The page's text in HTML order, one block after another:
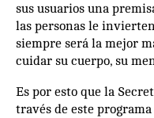
sus usuarios una
las personas le
siempre será la mejor
cuidar su cuerpo, su
Es por esto que la
través de este